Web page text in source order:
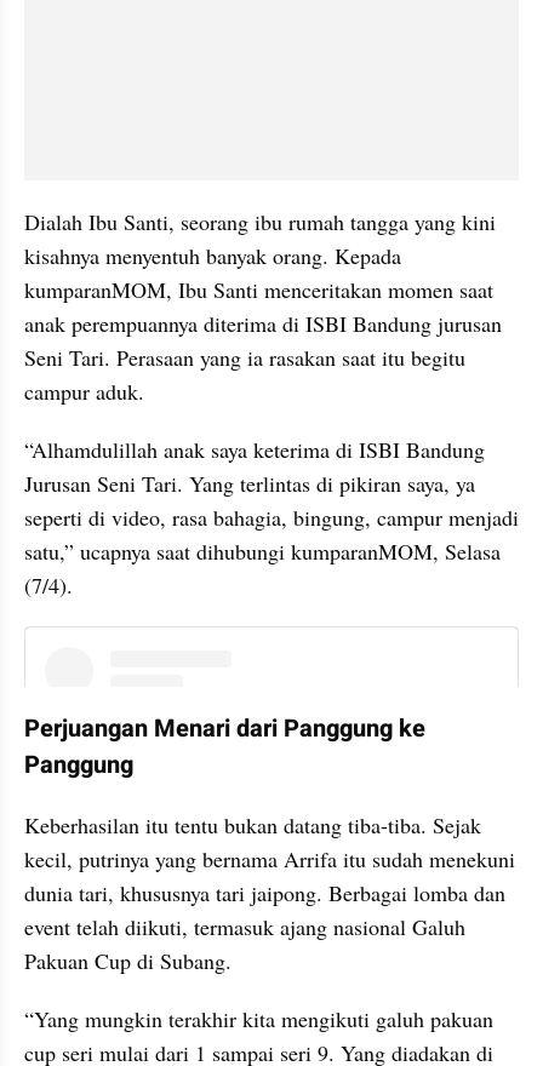
Dialah Ibu Santi, seorang ibu rumah tangga yang kini
kisahnya menyentuh banyak orang. Kepada
kumparanMOM, Ibu Santi menceritakan momen saat
anak perempuannya diterima di ISBI Bandung jurusan
Seni Tari. Perasaan yang ia rasakan saat itu begitu
campur aduk.
“Alhamdulillah anak saya keterima di ISBI Bandung
Jurusan Seni Tari. Yang terlintas di pikiran saya, ya
seperti di video, rasa bahagia, bingung, campur menjadi
satu,” ucapnya saat dihubungi kumparanMOM, Selasa
(7/4).
Perjuangan Menari dari Panggung ke
Panggung
Keberhasilan itu tentu bukan datang tiba-tiba. Sejak
kecil, putrinya yang bernama Arrifa itu sudah menekuni
dunia tari, khususnya tari jaipong. Berbagai lomba dan
event telah diikuti, termasuk ajang nasional Galuh
Pakuan Cup di Subang.
“Yang mungkin terakhir kita mengikuti galuh pakuan
cup seri mulai dari 1 sampai seri 9. Yang diadakan di